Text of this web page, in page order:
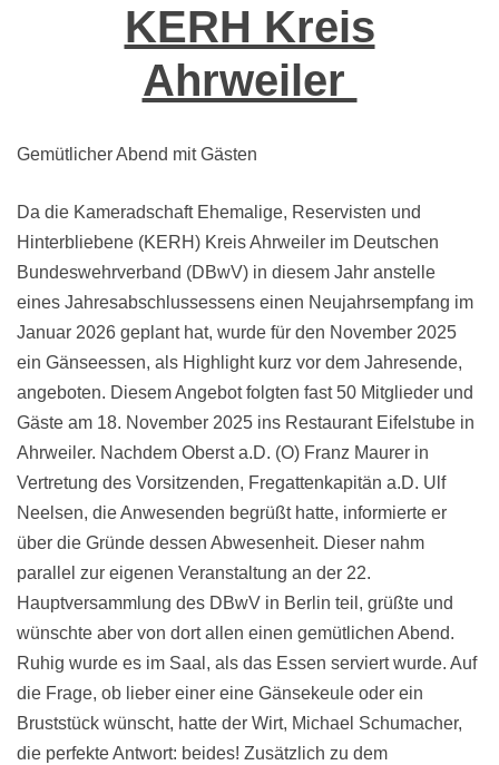
KERH Kreis
Ahrweiler
Gemütlicher Abend mit Gästen
Da die Kameradschaft Ehemalige, Reservisten und
Hinterbliebene (KERH) Kreis Ahrweiler im Deutschen
Bundeswehrverband (DBwV) in diesem Jahr anstelle
eines Jahresabschlussessens einen Neujahrsempfang im
Januar 2026 geplant hat, wurde für den November 2025
ein Gänseessen, als Highlight kurz vor dem Jahresende,
angeboten. Diesem Angebot folgten fast 50 Mitglieder und
Gäste am 18. November 2025 ins Restaurant Eifelstube in
Ahrweiler. Nachdem Oberst a.D. (O) Franz Maurer in
Vertretung des Vorsitzenden, Fregattenkapitän a.D. Ulf
Neelsen, die Anwesenden begrüßt hatte, informierte er
über die Gründe dessen Abwesenheit. Dieser nahm
parallel zur eigenen Veranstaltung an der 22.
Hauptversammlung des DBwV in Berlin teil, grüßte und
wünschte aber von dort allen einen gemütlichen Abend.
Ruhig wurde es im Saal, als das Essen serviert wurde. Auf
die Frage, ob lieber einer eine Gänsekeule oder ein
Bruststück wünscht, hatte der Wirt, Michael Schumacher,
die perfekte Antwort: beides! Zusätzlich zu dem